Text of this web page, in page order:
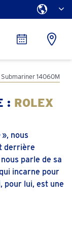
Submariner 14060M
: ROLEX
», nous
derrière
parle de sa
incarne pour
pour lui, est une